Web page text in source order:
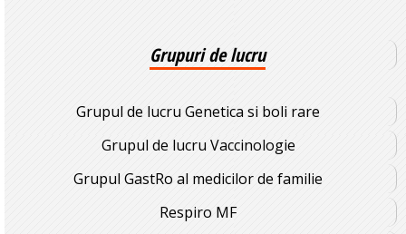
Grupuri de lucru
Grupul de lucru Genetica si boli rare
Grupul de lucru Vaccinologie
Grupul GastRo al medicilor de familie
Respiro MF